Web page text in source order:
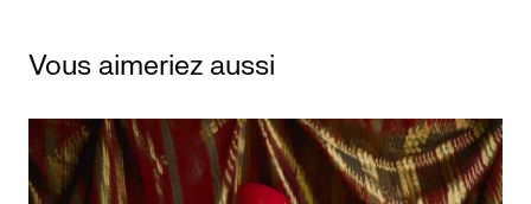
Vous aimeriez aussi